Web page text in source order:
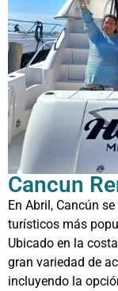
Cancun
En Abril, Cancún
turísticos más
Ubicado en la
gran variedad de
incluyendo la